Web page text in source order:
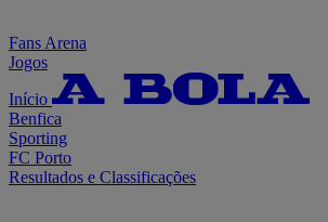
Fans Arena
Jogos
Início
Benfica
Sporting
FC Porto
Resultados e Classificações